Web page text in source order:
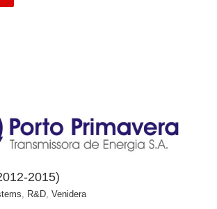
2015)
, R&D, Venidera